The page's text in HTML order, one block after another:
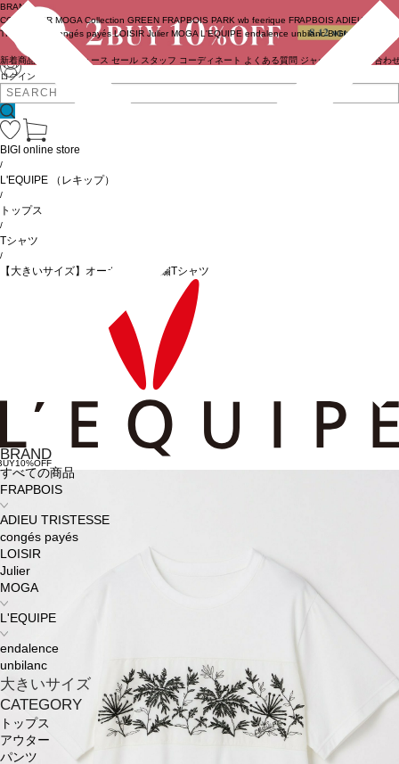
ログイン
BRAND
COUTURIER MOGA Collection GREEN FRAPBOIS PARK wb feerique FRAPBOIS ADIEU
TRISTESSE
congés payés LOISIR Julier MOGA L'EQUIPE endalence unbilanc BIGI online store
新着商品 ニュース セール スタッフ コーディネート よくある質問 ジャーナル お問い合わ
BRAND
すべての商品
FRAPBOIS
ADIEU TRISTESSE
congés payés
LOISIR
Julier
MOGA
L'EQUIPE
endalence
unbilanc
大きいサイズ
CATEGORY
トップス
アウター
パンツ
BIGI online store
/
L'EQUIPE （レキップ）
/
トップス
/
Tシャツ
/
【大きいサイズ】オーガンジー刺繍Tシャツ